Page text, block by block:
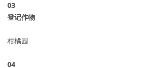
03
登记作物
柑橘园
04